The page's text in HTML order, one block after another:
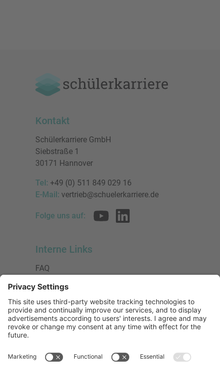
Kontakt
Schülerkarriere GmbH
Siebstraße 1
30171 Hannover
Tel: +49 (0) 511 849 029 16
E-Mail: vertrieb@schuelerkarriere.de
Folge uns auf:
Interne Links
FAQ
Datenschutzerklärung
Impressum
Presse
Urheberrecht
Mitglied bei: